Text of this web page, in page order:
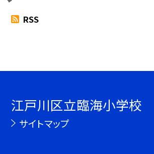
RSS
江戸川区立臨海小学校
サイトマップ